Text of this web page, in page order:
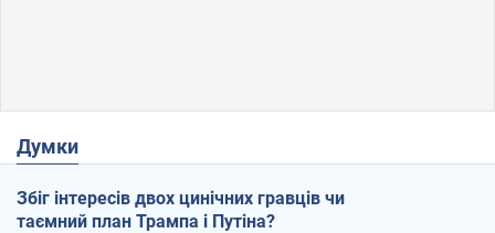
Думки
Збіг інтересів двох цинічних гравців чи
таємний план Трампа і Путіна?